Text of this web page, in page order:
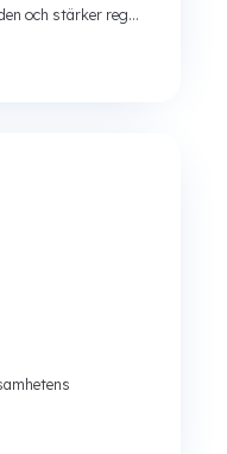
och stärker reg...